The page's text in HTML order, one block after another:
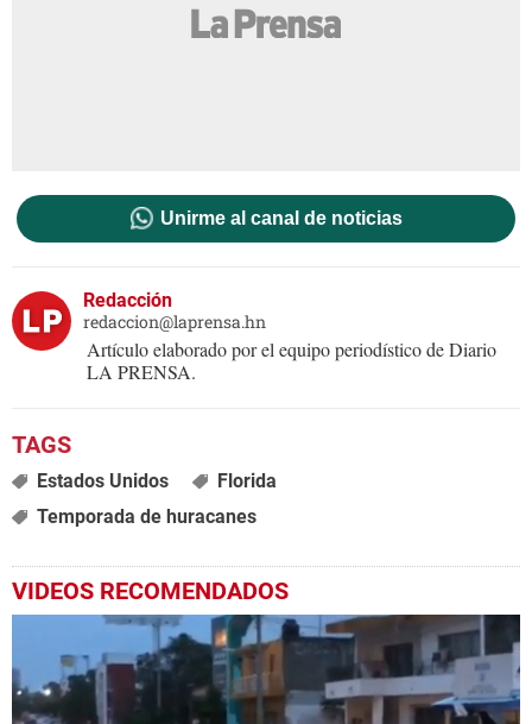
Unirme al canal de noticias
Redacción
redaccion@laprensa.hn
Artículo elaborado por el equipo periodístico de Diario
LA PRENSA.
Estados Unidos
Florida
Temporada de huracanes
VIDEOS RECOMENDADOS